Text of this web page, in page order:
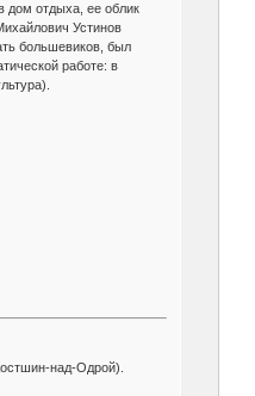
дом отдыха, ее облик
Устинов
большевиков, был
работе: в
над-Одрой).